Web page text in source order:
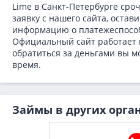
Lime в Санкт-Петербурге
заявку с нашего сайта,
информацию о
Официальный сайт работает
обратиться за деньгами вы
время.
Займы в других